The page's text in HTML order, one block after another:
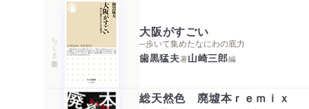
ちくま新書
大阪がすごい
─歩いて集めたなにわの底力
歯黒猛夫著山崎三郎編
総天然色 廃墟本ｒｅｍｉｘ